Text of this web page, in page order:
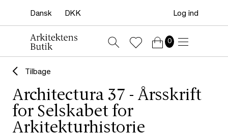
Log ind
0
Tilbage
Architectura 37 - Årsskrift
for Selskabet for
Arkitekturhistorie